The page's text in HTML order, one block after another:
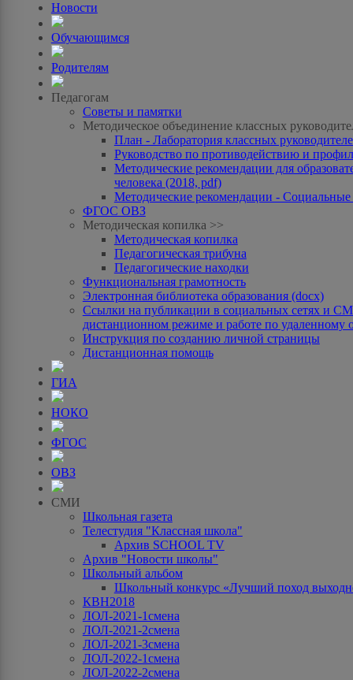
Новости
Обучающимся
Родителям
Педагогам
Советы и памятки
Методическое объединение классных
План - Лаборатория классных
Руководство по противодействию и
Методические рекомендации для
человека (2018, pdf)
Методические рекомендации -
ФГОС ОВЗ
Методическая копилка >>
Методическая копилка
Педагогическая трибуна
Педагогические находки
Функциональная грамотность
Электронная библиотека образования (docx)
Ссылки на публикации в социальных сетях и
дистанционном режиме и работе по удаленному
Инструкция по созданию личной страницы
Дистанционная помощь
ГИА
НОКО
ФГОС
ОВЗ
СМИ
Школьная газета
Телестудия "Классная школа"
Архив SCHOOL TV
Архив "Новости школы"
Школьный альбом
Школьный конкурс «Лучший поход
КВН2018
ЛОЛ-2021-1смена
ЛОЛ-2021-2смена
ЛОЛ-2021-3смена
ЛОЛ-2022-1смена
ЛОЛ-2022-2смена